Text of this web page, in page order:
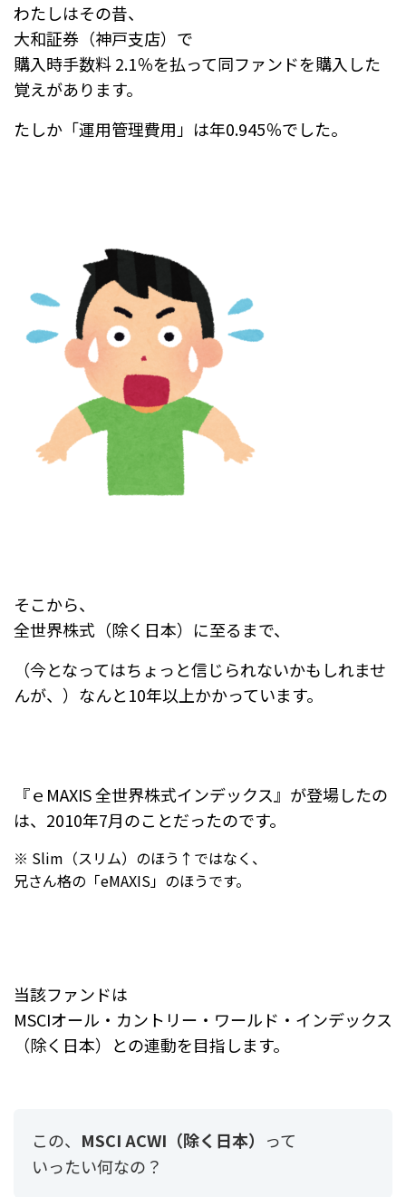
わたしはその昔、
大和証券（神戸支店）で
購入時手数料 2.1％を払って同ファンドを購入した
覚えがあります。
たしか「運用管理費用」は年0.945％でした。
そこから、
全世界株式（除く日本）に至るまで、
（今となってはちょっと信じられないかもしれませ
んが、）なんと10年以上かかっています。
『ｅMAXIS 全世界株式インデックス』が登場したの
は、2010年7月のことだったのです。
※ Slim（スリム）のほう↑ではなく、
兄さん格の「eMAXIS」のほうです。
当該ファンドは
MSCIオール・カントリー・ワールド・インデックス
（除く日本）との連動を目指します。
この、 MSCI ACWI（除く日本） って
いったい何なの？